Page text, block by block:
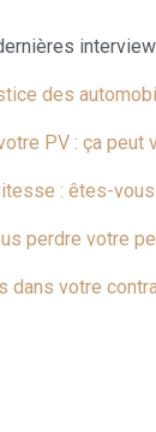
des
PV : ça peut
: êtes-
perdre votre
dans votre